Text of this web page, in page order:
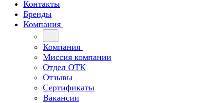
Контакты
Бренды
Компания
Компания
Миссия компании
Отдел ОТК
Отзывы
Сертификаты
Вакансии